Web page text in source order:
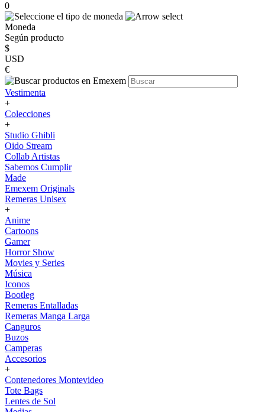
0
Moneda
Según producto
$
USD
€
Vestimenta
+
Colecciones
+
Studio Ghibli
Oido Stream
Collab Artistas
Sabemos Cumplir
Made
Emexem Originals
Remeras Unisex
+
Anime
Cartoons
Gamer
Horror Show
Movies y Series
Música
Iconos
Bootleg
Remeras Entalladas
Remeras Manga Larga
Canguros
Buzos
Camperas
Accesorios
+
Contenedores Montevideo
Tote Bags
Lentes de Sol